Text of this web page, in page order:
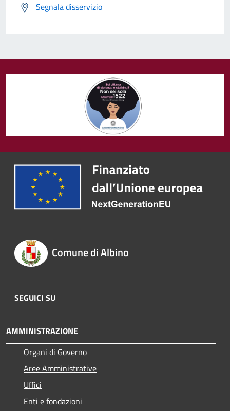
Segnala disservizio
Comune di Albino
SEGUICI SU
AMMINISTRAZIONE
Organi di Governo
Aree Amministrative
Uffici
Enti e fondazioni